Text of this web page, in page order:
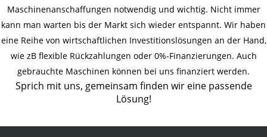
Maschinenanschaffungen notwendig und wichtig. Nicht immer
kann man warten bis der Markt sich wieder entspannt. Wir haben
eine Reihe von wirtschaftlichen Investitionslösungen an der Hand,
wie zB flexible Rückzahlungen oder 0%-Finanzierungen. Auch
gebrauchte Maschinen können bei uns finanziert werden.
Sprich mit uns, gemeinsam finden wir eine passende
Lösung!